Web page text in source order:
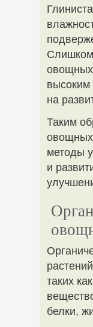
Слишком
овощных
высоким
на
Таким
овощных
методы
и
таких
белки,